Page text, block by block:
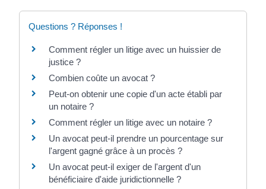
Questions ? Réponses !
Comment régler un litige avec un huissier de
justice ?
Combien coûte un avocat ?
Peut-on obtenir une copie d'un acte établi par
un notaire ?
Comment régler un litige avec un notaire ?
Un avocat peut-il prendre un pourcentage sur
l'argent gagné grâce à un procès ?
Un avocat peut-il exiger de l'argent d'un
bénéficiaire d'aide juridictionnelle ?